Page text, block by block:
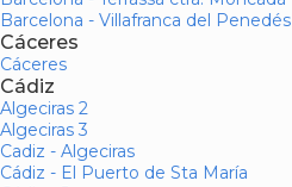
Barcelona - Villafranca del Penedés
Cáceres
Cáceres
Cádiz
Algeciras 2
Algeciras 3
Cadiz - Algeciras
Cádiz - El Puerto de Sta María